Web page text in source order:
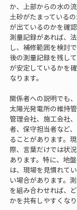
か、上部からの水の
土砂がたまっている
が出ているのかを確
測量記録があれば、
し、補修範囲を検討
後の測量記録を残し
が安定しているかを
なります。
関係者への説明でも
太陽光発電所の維持
管理会社、施工会社
者、保守担当者など
ることがあります。
際、言葉だけでは状
あります。特に、地
は、現場を見慣れて
い場合があります。
を組み合わせれば、
かを共有しやすくなり